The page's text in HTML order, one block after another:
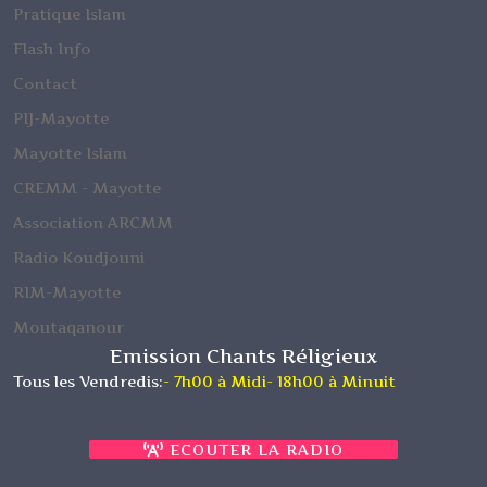
Pratique Islam
Flash Info
Contact
PIJ-Mayotte
Mayotte Islam
CREMM - Mayotte
Association ARCMM
Radio Koudjouni
RIM-Mayotte
Moutaqanour
Emission Chants Réligieux
Tous les Vendredis:- 7h00 à Midi- 18h00 à Minuit
ECOUTER LA RADIO